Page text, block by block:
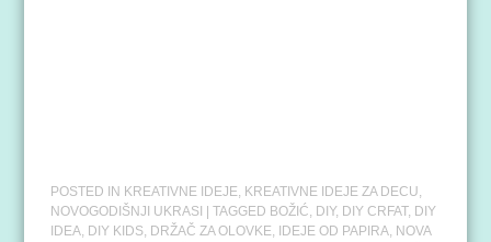
POSTED IN KREATIVNE IDEJE KREATIVNE IDEJE ZA DECU
NOVOGODIŠNJI UKRASI
| TAGGED BOŽIĆ DIY, DIY CRFAT, DIY
IDEA
DIY KIDS DRŽAČ ZA OLOVKE IDEJE OD PAPIRA
NOVA